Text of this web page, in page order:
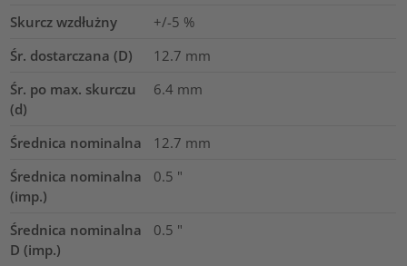
Skurcz wzdłużny
+/-5 %
Śr. dostarczana (D)
12.7 mm
Śr. po max. skurczu
(d)
6.4 mm
Średnica nominalna 12.7 mm
Średnica nominalna
(imp.)
0.5 "
Średnica nominalna
D (imp.)
0.5 "